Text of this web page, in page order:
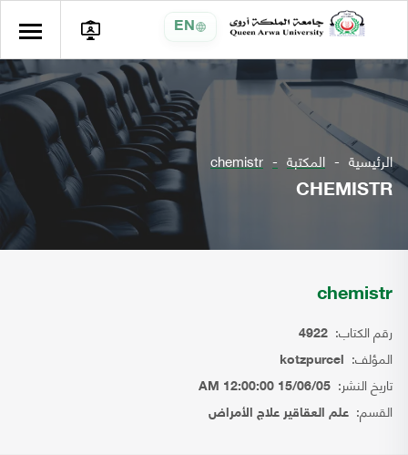
EN
الرئيسية المكتبة chemistr
CHEMISTR
chemistr
رقم الكتاب: 4922
المؤلف: kotzpurcel
تاريخ النشر: 15/06/05 12:00:00 AM
القسم: علم العقاقير علاج الأمراض